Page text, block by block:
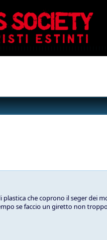
che coprono il seger dei
se faccio un giretto non